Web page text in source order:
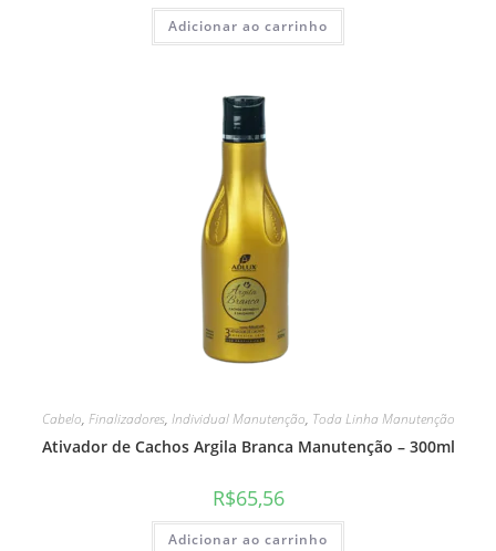
Adicionar ao carrinho
Cabelo, Finalizadores, Individual Manutenção, Toda Linha Manutenção
Ativador de Cachos Argila Branca Manutenção – 300ml
R$65,56
Adicionar ao carrinho